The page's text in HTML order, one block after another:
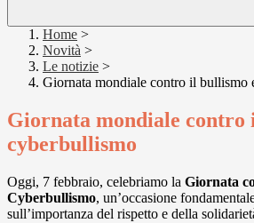
Home >
Novità >
Le notizie >
Giornata mondiale contro il bullismo
Giornata mondiale contro
cyberbullismo
Oggi, 7 febbraio, celebriamo la Giornata
Cyberbullismo, un’occasione
sull’importanza del rispetto e della